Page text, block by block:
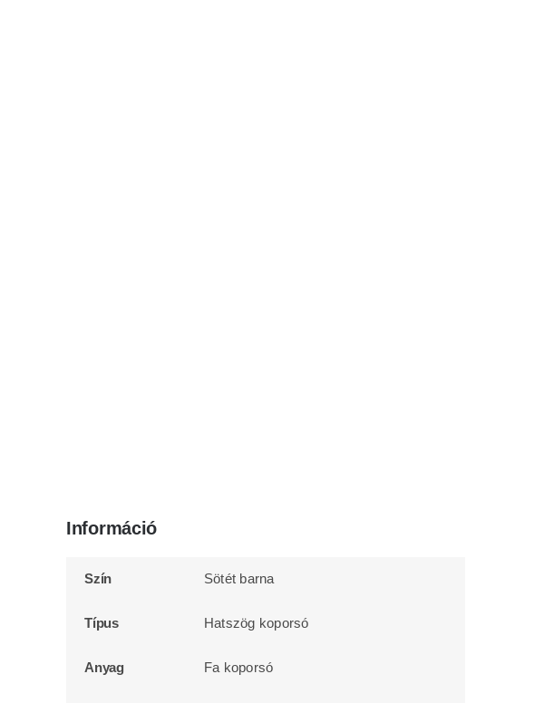
Információ
Szín Sötét barna
Típus Hatszög koporsó
Anyag Fa koporsó